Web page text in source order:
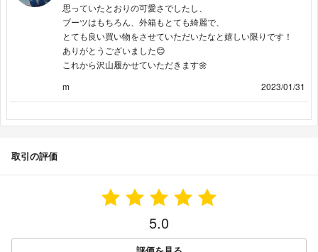
思っていたとおりの可愛さでしたし、
ブーツはもちろん、外箱もとても綺麗で、
とても良い買い物をさせていただいたなと嬉しい限りです！
ありがとうございました😊
これから沢山履かせていただきます🌼
m
2023/01/31
取引の評価
5.0